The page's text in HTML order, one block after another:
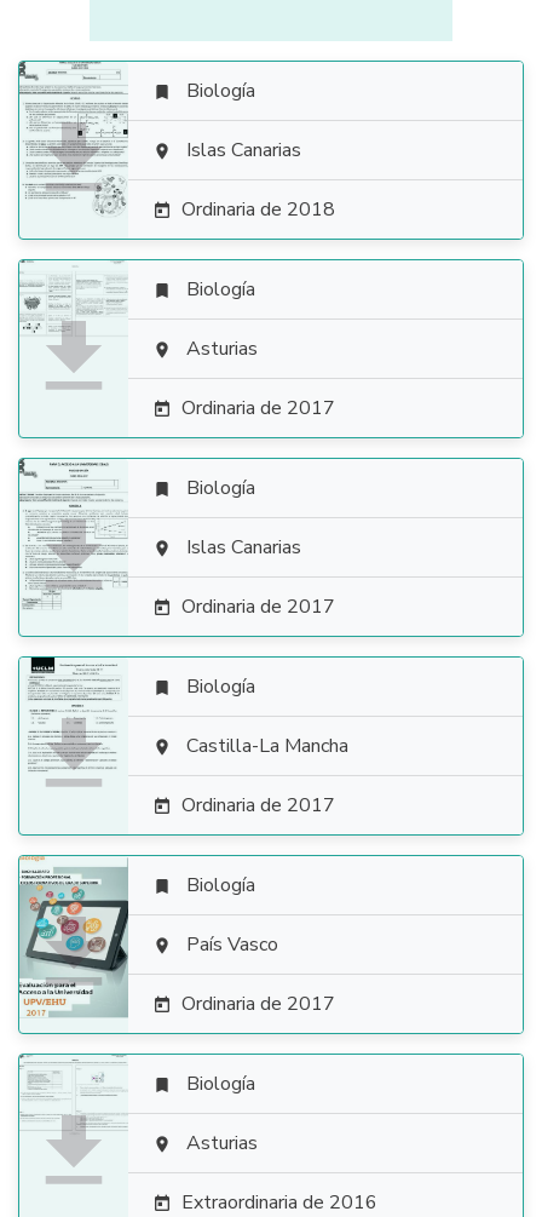

 Biología
 Islas Canarias
 Ordinaria de 2018

 Biología
 Asturias
 Ordinaria de 2017

 Biología
 Islas Canarias
 Ordinaria de 2017

 Biología
 Castilla-La Mancha
 Ordinaria de 2017

 Biología
 País Vasco
 Ordinaria de 2017

 Biología
 Asturias
 Extraordinaria de 2016